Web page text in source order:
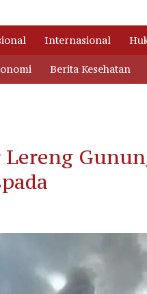
Internasional
Berita Kesehatan